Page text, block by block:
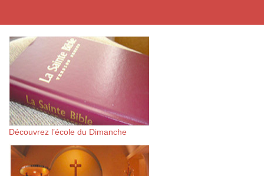
Découvrez l’école du Dimanche